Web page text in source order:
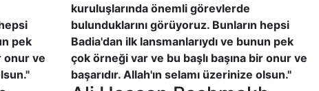
pek
onur ve
kuruluşlarında önemli görevlerde
bulunduklarını görüyoruz. Bunların hepsi
Badia'dan ilk lansmanlarıydı ve bunun pek
çok örneği var ve bu başlı başına bir onur ve
başarıdır. Allah'ın selamı üzerinize olsun."